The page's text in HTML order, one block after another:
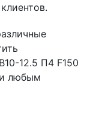
12.5 П4 F150
любым